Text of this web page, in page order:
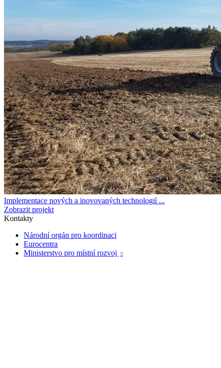
Implementace nových a inovovaných technologií ...
Zobrazit projekt
Kontakty
Národní orgán pro koordinaci
Eurocentra
Ministerstvo pro místní rozvoj
